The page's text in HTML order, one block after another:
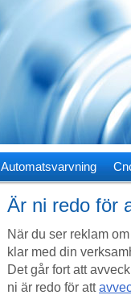
Automatsvarvning
Är ni redo för
När du ser reklam
klar med din
Det går fort att
ni är redo för att